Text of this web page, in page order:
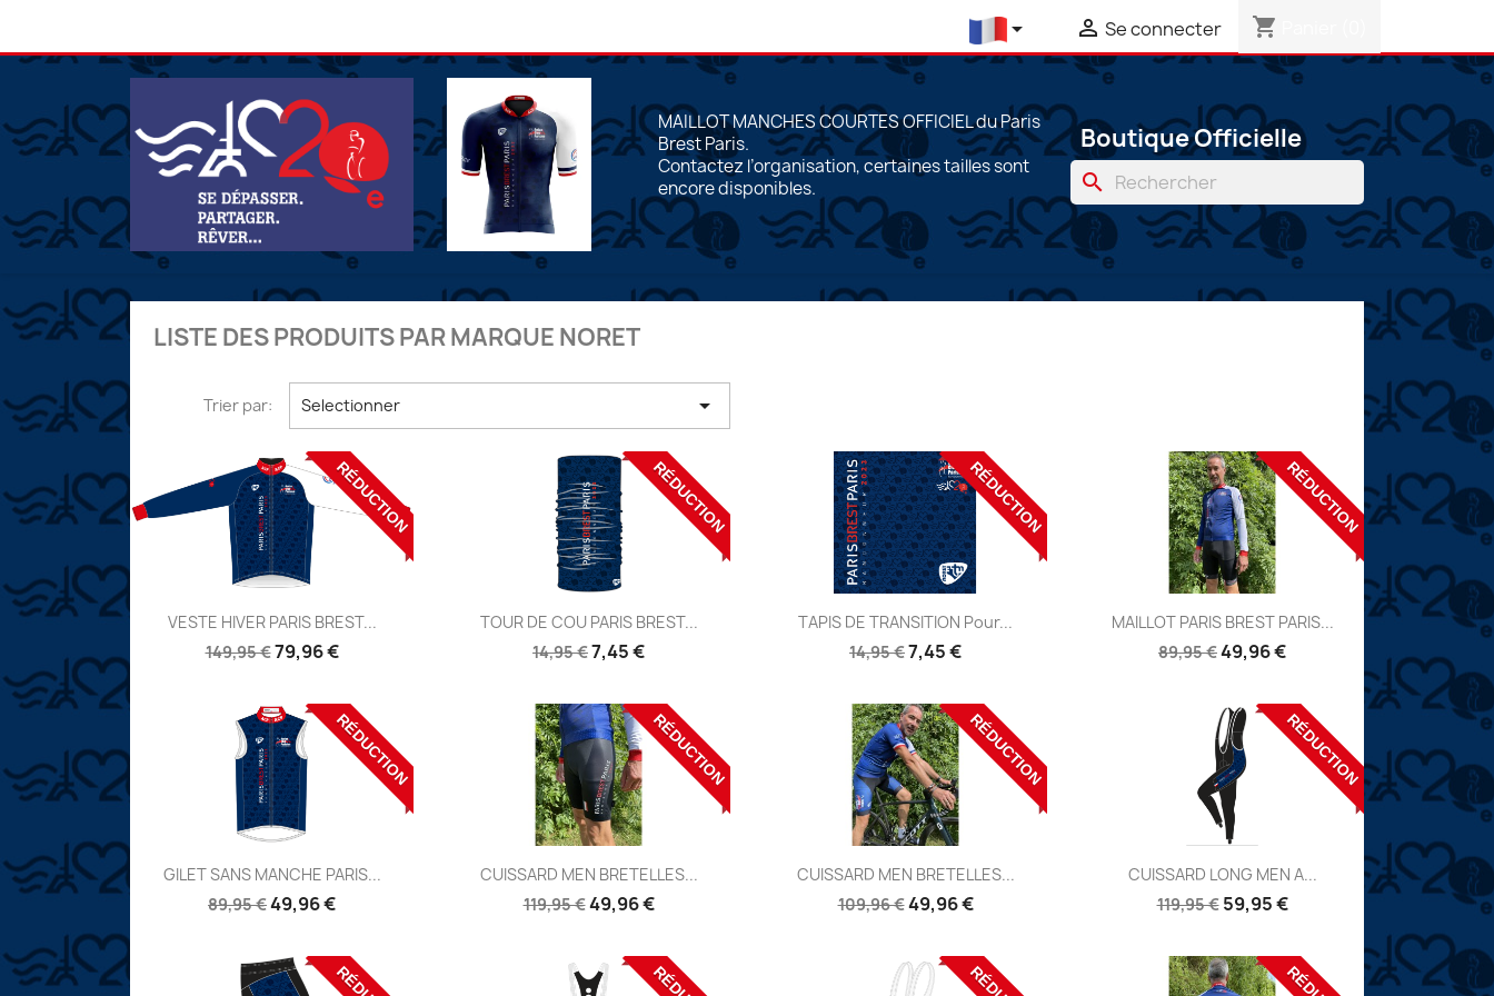
  Se connecter shopping_cart
MAILLOT MANCHES COURTES OFFICIEL du Paris
Brest Paris.
Contactez l’organisation, certaines tailles sont
encore disponibles.
Boutique Officielle
search
LISTE DES PRODUITS PAR MARQUE NORET
Trier par: Selectionner 
Aperçu
Réf:
VESTE HIVER PARIS BREST...
149,95 €79,96 €
RÉDUCTION
Aperçu
Réf: TDC1
TOUR DE COU PARIS BREST...
14,95 €7,45 €
RÉDUCTION
Aperçu
Réf: TAP1
TAPIS DE TRANSITION Pour...
14,95 €7,45 €
RÉDUCTION
Aperçu
Réf:
MAILLOT PARIS BREST PARIS...
89,95 €49,96 €
RÉDUCTION
Aperçu
Réf:
GILET SANS MANCHE PARIS...
89,95 €49,96 €
RÉDUCTION
Aperçu
Réf:
CUISSARD MEN BRETELLES...
119,95 €49,96 €
RÉDUCTION
Aperçu
Réf:
CUISSARD MEN BRETELLES...
109,96 €49,96 €
RÉDUCTION
Aperçu
Réf:
CUISSARD LONG MEN A...
119,95 € 59,95 €
RÉDUCTION